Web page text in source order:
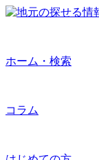
ホーム・検索
コラム